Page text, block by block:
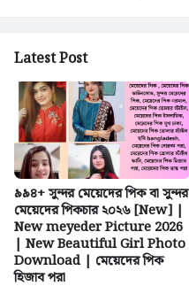
Latest Post
৯৯৪+ সুন্দর মেয়েদের পিক বা সুন্দর
মেয়েদের পিকচার ২০২৬ [New] |
New meyeder Picture 2026
| New Beautiful Girl Photo
Download | মেয়েদের পিক
হিজাব পরা